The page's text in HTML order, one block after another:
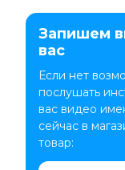
Запишем
вас
Если нет
послушать
вас видео
сейчас в
товар: